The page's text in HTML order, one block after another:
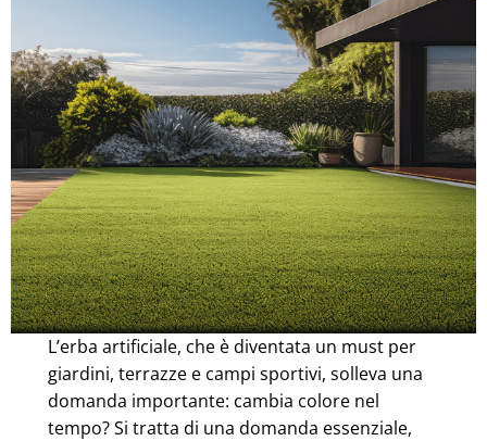
L’erba artificiale, che è diventata un must per
giardini, terrazze e campi sportivi, solleva una
domanda importante: cambia colore nel
tempo? Si tratta di una domanda essenziale,